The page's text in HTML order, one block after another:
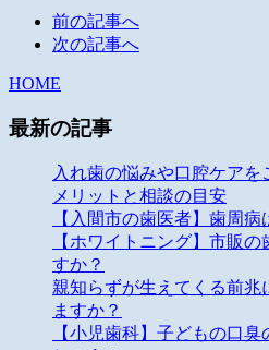
前の記事へ
次の記事へ
HOME
最新の記事
入れ歯の悩みや口腔ケア
メリットと相談の目安
【入間市の歯医者】歯周
【ホワイトニング】市販
すか？
親知らずが生えてくる前兆
ますか？
【小児歯科】子どもの口